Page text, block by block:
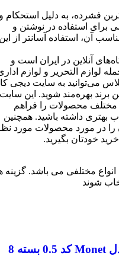
فشرده، به دلیل استحکام
برای استفاده در نوشتن و
آن، استفاده آسانتر از
آنلاین در ایران است و
لوازم التحریر و لوازم
می‌توانید به سایت دیجی
برند بهره‌مند شوید. این سایت
محصولات را فراهم
بهتری داشته باشید. همچنین
را در مورد محصولات مورد
خودتان بگیرید.
مختلفی می باشد. گزینه
شوند
روان نویس کریتورز کلاس مدل Monet کد 0.5 بسته 8